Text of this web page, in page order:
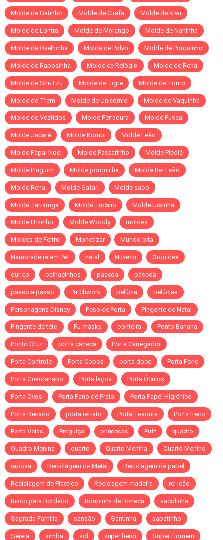
Molde de Gatinho Molde de Girafa Molde de Kiwi
Molde de Lontra Molde de Morango Molde de Naninha
Molde de Ovelhinha Molde de Polvo Molde de Porquinho
Molde de Raposinha Molde de Relógio Molde de Rena
Molde de Shi-Tzu Molde de Tigre Molde de Touro
Molde de Trem Molde de Unicórnio Molde de Vaquinha
Molde de Vestidos Molde Ferradura Molde Fusca
Molde Jacaré Molde Kombi Molde Leão
Molde Papai Noel Molde Passarinho Molde Picolé
Molde Pinguim Molde porquinha Molde Rei Leão
Molde Rena Molde Safari Molde sapo
Molde Tartaruga Molde Tucano Molde Ursinha
Molde Ursinho Molde Woody moldes
Moldes de Feltro Monetizar Mundo bita
Namoradeira em Pet natal Nuvens Orquidea
ouriço palhacinhos pascoa páscoa
passo a passo Patchwork pelúcia pelúcias
Personagens Disney Peso de Porta Pingente de Natal
Pingente de teto PJ masks ponteira Ponto Banana
Ponto Cruz porta caneca Porta Carregador
Porta Controle Porta Copos porta doce Porta Fone
Porta Guardanapo Porta laços Porta Óculos
Porta Ovos Porta Pano de Prato Porta Papel Higiênico
Porta Recado porta retrato Porta Tesoura Porta treco
Porta Velas Preguiça princesas Puff quadro
Quadro Menina quarto Quarto Menina Quarto Menino
raposa Reciclagem de Metal Reciclagem de papel
Reciclagem de Plastico Reciclagem madeira rei leão
Risco para Bordado Roupinha de Boneca sacolinha
Sagrada Família sansão Santinha sapatinho
Sereia simba sol super herói Super Homem